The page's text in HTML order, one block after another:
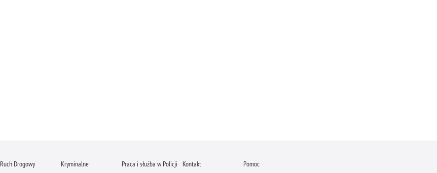
Ruch Drogowy Kryminalne Praca i służba w Policji Kontakt Pomoc